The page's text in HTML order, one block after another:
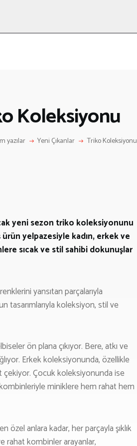
Koleksiyonu
yazılar Yeni Çıkanlar Triko Koleksiyonu
yeni sezon triko koleksiyonunu
yelpazesiyle kadın, erkek ve
sıcak ve stil sahibi dokunuşlar
yansıtan parçalarıyla
tasarımlarıyla koleksiyon, stil ve
ön plana çıkıyor. Bere, atkı ve
Erkek koleksiyonunda, özellikle
Çocuk koleksiyonunda ise
miniklere hem rahat hem
anlara kadar, her parçayla şıklık
rahat kombinler arayanlar,